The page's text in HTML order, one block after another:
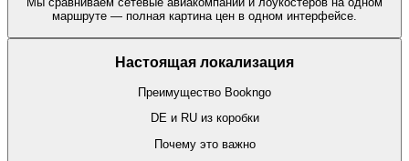
маршруте — полная картина цен в одном интерфейсе.
Настоящая локализация
Преимущество Bookngo
DE и RU из коробки
Почему это важно